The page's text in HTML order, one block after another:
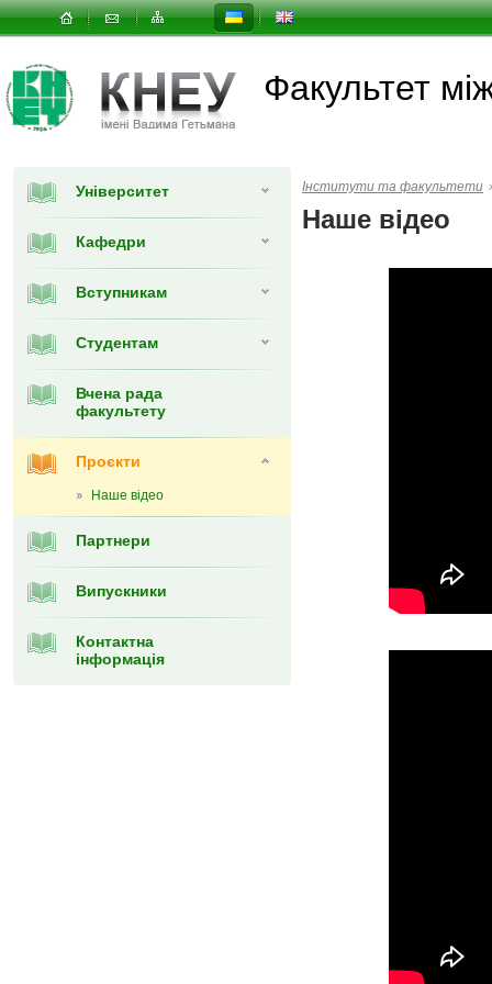
Факультет
Університет
Кафедри
Вступникам
Студентам
Вчена рада
факультету
Проєкти
Наше відео
Партнери
Випускники
Контактна
інформація
Інститути та факультети
Наше відео